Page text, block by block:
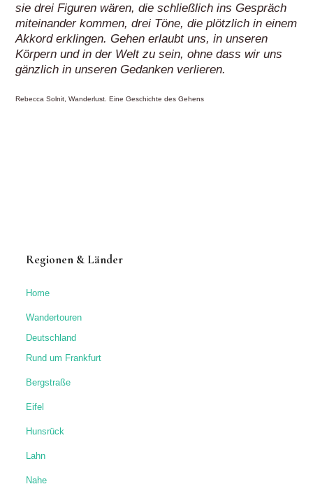
sie drei Figuren wären, die schließlich ins Gespräch
miteinander kommen, drei Töne, die plötzlich in einem
Akkord erklingen. Gehen erlaubt uns, in unseren
Körpern und in der Welt zu sein, ohne dass wir uns
gänzlich in unseren Gedanken verlieren.
Rebecca Solnit, Wanderlust. Eine Geschichte des Gehens
Regionen & Länder
Home
Wandertouren
Deutschland
Rund um Frankfurt
Bergstraße
Eifel
Hunsrück
Lahn
Nahe